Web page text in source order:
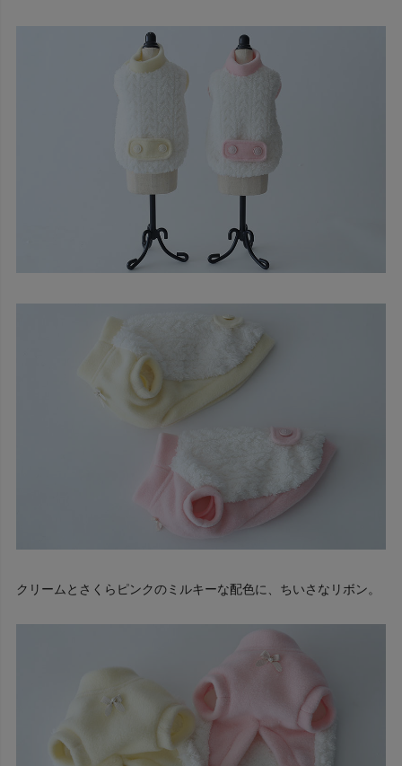
クリームとさくらピンクのミルキーな配色に、ちいさなリボン。